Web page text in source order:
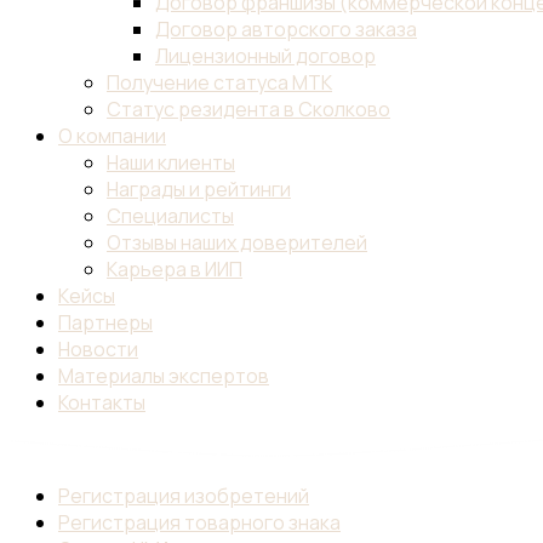
Договор авторского заказа
Лицензионный договор
Получение статуса МТК
Статус резидента в Сколково
О компании
Наши клиенты
Награды и рейтинги
Специалисты
Отзывы наших доверителей
Карьера в ИИП
Кейсы
Партнеры
Новости
Материалы экспертов
Контакты
Регистрация изобретений
Регистрация товарного знака